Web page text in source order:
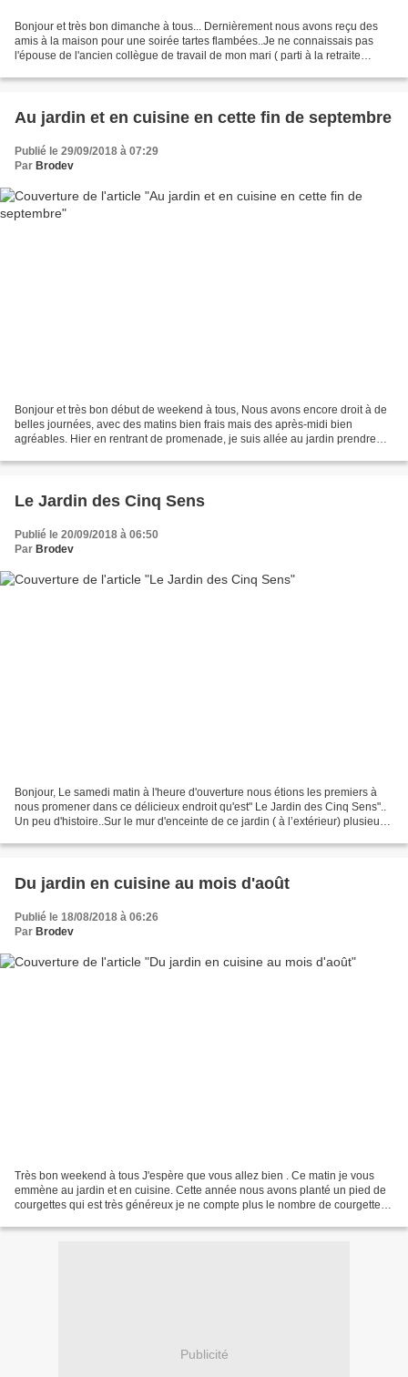
Bonjour et très bon dimanche à tous... Dernièrement nous avons reçu des
amis à la maison pour une soirée tartes flambées..Je ne connaissais pas
l'épouse de l'ancien collègue de travail de mon mari ( parti à la retraite
Au jardin et en cuisine en cette fin de septembre
Publié le 29/09/2018 à 07:29
Par Brodev
Bonjour et très bon début de weekend à tous, Nous avons encore droit à de
belles journées, avec des matins bien frais mais des après-midi bien
agréables. Hier en rentrant de promenade, je suis allée au jardin prendre
Le Jardin des Cinq Sens
Publié le 20/09/2018 à 06:50
Par Brodev
Bonjour, Le samedi matin à l'heure d'ouverture nous étions les premiers à
nous promener dans ce délicieux endroit qu'est" Le Jardin des Cinq Sens"..
Un peu d'histoire..Sur le mur d'enceinte de ce jardin ( à l’extérieur) plusieurs
Du jardin en cuisine au mois d'août
Publié le 18/08/2018 à 06:26
Par Brodev
Très bon weekend à tous J'espère que vous allez bien . Ce matin je vous
emmène au jardin et en cuisine. Cette année nous avons planté un pied de
courgettes qui est très généreux je ne compte plus le nombre de courgettes
Publicité